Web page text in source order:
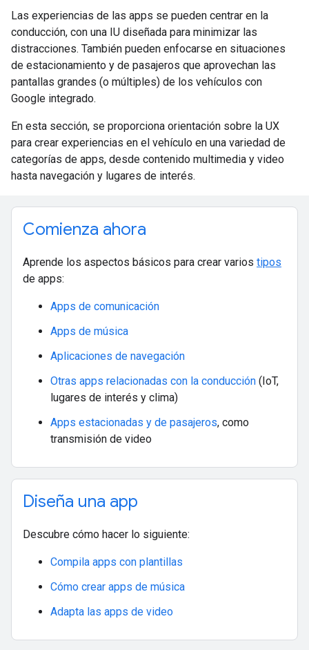
Las experiencias de las apps se pueden centrar en la
conducción, con una IU diseñada para minimizar las
distracciones. También pueden enfocarse en situaciones
de estacionamiento y de pasajeros que aprovechan las
pantallas grandes (o múltiples) de los vehículos con
Google integrado.
En esta sección, se proporciona orientación sobre la UX
para crear experiencias en el vehículo en una variedad de
categorías de apps, desde contenido multimedia y video
hasta navegación y lugares de interés.
Comienza ahora
Aprende los aspectos básicos para crear varios tipos
de apps:
Apps de comunicación
Apps de música
Aplicaciones de navegación
Otras apps relacionadas con la conducción (IoT,
lugares de interés y clima)
Apps estacionadas y de pasajeros, como
transmisión de video
Diseña una app
Descubre cómo hacer lo siguiente:
Compila apps con plantillas
Cómo crear apps de música
Adapta las apps de video